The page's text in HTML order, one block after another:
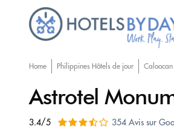
Home Philippines Hôtels de jour
Astrotel
3.4/5 354 Avis sur